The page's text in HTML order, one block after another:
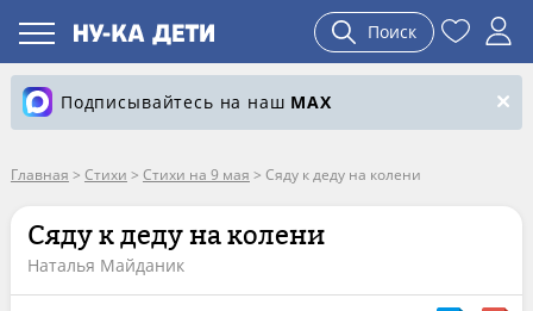
Поиск
Подписывайтесь на наш MAX
Главная > Стихи > Стихи на 9 мая > Сяду к деду на колени
Сяду к деду на колени
Наталья Майданик